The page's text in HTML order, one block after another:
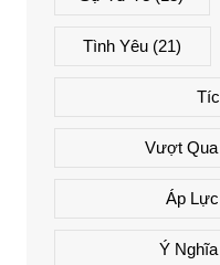
Tình Yêu (21)
Vượt Qua
Áp
Ý